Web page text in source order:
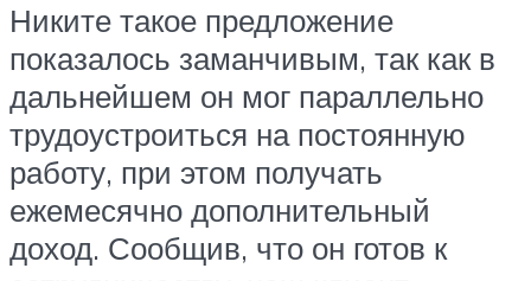
Никите такое предложение
показалось заманчивым, так как в
дальнейшем он мог параллельно
трудоустроиться на постоянную
работу, при этом получать
ежемесячно дополнительный
доход. Сообщив, что он готов к